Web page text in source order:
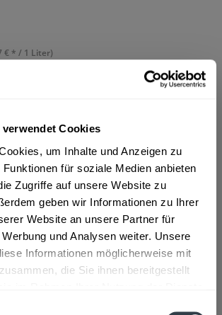
verwendet Cookies
um Inhalte und Anzeigen zu
für soziale Medien anbieten
Zugriffe auf unsere Website zu
geben wir Informationen zu Ihrer
Website an unsere Partner für
und Analysen weiter. Unsere
Informationen möglicherweise mit
die Sie ihnen bereitgestellt
€ * / 1 Liter)
In den Warenkorb
Hinzugefügt
10482
Hersteller sein Produkt: "Seit 1842 wird
Urquell im...mehr